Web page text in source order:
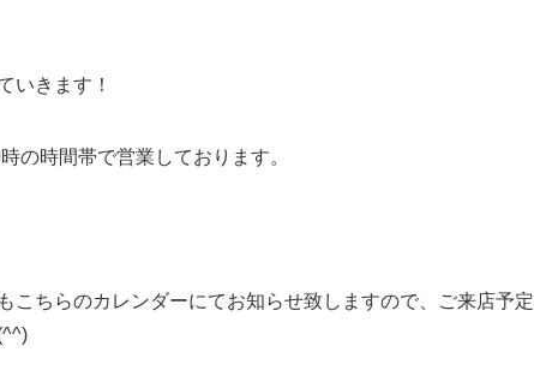
いきます！
の時間帯で営業しております。
こちらのカレンダーにてお知らせ致しますので、ご来店予定